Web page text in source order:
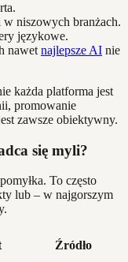
niszowych branżach.
językowe.
nawet najlepsze AI nie
każda platforma jest
promowanie
zawsze obiektywny.
się myli?
To często
lub – w najgorszym
Źródło